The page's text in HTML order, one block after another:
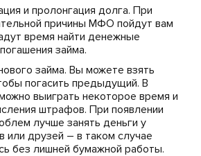
и пролонгация долга. При
причины МФО пойдут вам
время найти денежные
займа.
займа. Вы можете взять
погасить предыдущий. В
выиграть некоторое время и
штрафов. При появлении
лучше занять деньги у
или друзей – в таком случае
без лишней бумажной работы.